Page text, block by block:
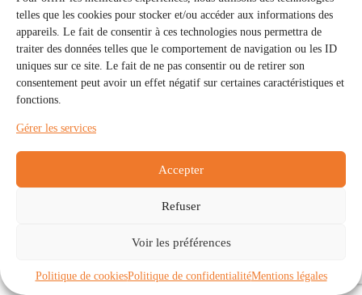
telles que les cookies pour stocker et/ou accéder aux informations des
appareils. Le fait de consentir à ces technologies nous permettra de
traiter des données telles que le comportement de navigation ou les ID
uniques sur ce site. Le fait de ne pas consentir ou de retirer son
consentement peut avoir un effet négatif sur certaines caractéristiques et
fonctions.
Gérer les services
Accepter
Refuser
Voir les préférences
Politique de cookiesPolitique de confidentialitéMentions légales
Communautés
À propos
Politique de cookies (UE)